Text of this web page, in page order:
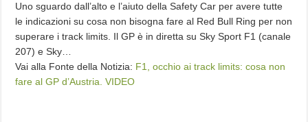
Uno sguardo dall’alto e l’aiuto della Safety Car per avere tutte
le indicazioni su cosa non bisogna fare al Red Bull Ring per non
superare i track limits. Il GP è in diretta su Sky Sport F1 (canale
207) e Sky…
Vai alla Fonte della Notizia: F1, occhio ai track limits: cosa non
fare al GP d’Austria. VIDEO